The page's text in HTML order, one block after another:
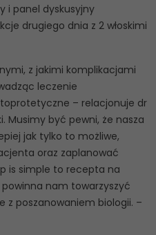
i panel dyskusyjny
drugiego dnia z 2 włoskimi
z jakimi komplikacjami
leczenie
– relacjonuje dr
Musimy być pewni, że nasza
jak tylko to możliwe,
oraz zaplanować
is simple to recepta na
nam towarzyszyć
z poszanowaniem biologii. –